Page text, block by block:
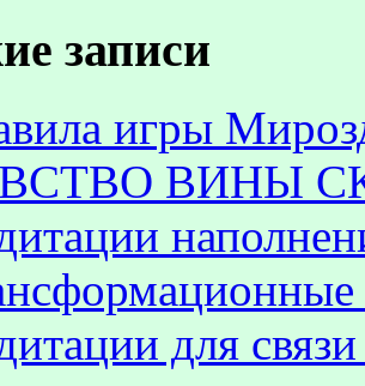
записи
игры
ВИНЫ
для